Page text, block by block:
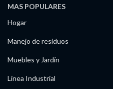
MAS POPULARES
Hogar
Manejo de residuos
Muebles y Jardín
Línea Industrial